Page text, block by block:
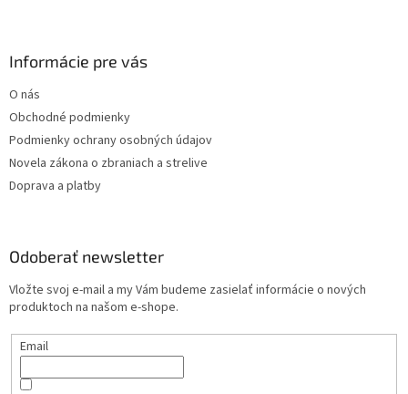
Informácie pre vás
O nás
Obchodné podmienky
Podmienky ochrany osobných údajov
Novela zákona o zbraniach a strelive
Doprava a platby
Odoberať newsletter
Vložte svoj e-mail a my Vám budeme zasielať informácie o nových
produktoch na našom e-shope.
Email